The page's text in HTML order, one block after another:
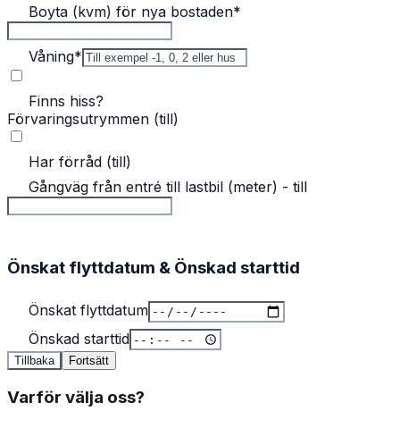
Boyta (kvm) för nya bostaden*
Våning*
Finns hiss?
Förvaringsutrymmen (till)
Har förråd (till)
Gångväg från entré till lastbil (meter) - till
Önskat flyttdatum & Önskad starttid
Önskat flyttdatum
Önskad starttid
Tillbaka Fortsätt
Varför välja oss?